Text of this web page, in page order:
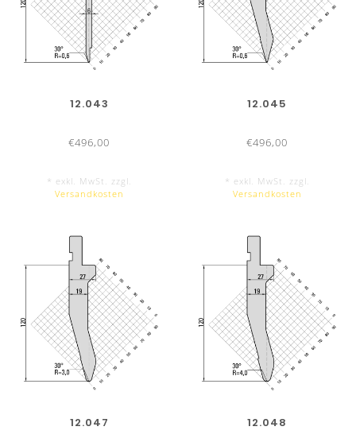
12.043
€496,00
* exkl. MwSt. zzgl.
Versandkosten
12.045
€496,00
* exkl. MwSt. zzgl.
Versandkosten
12.047 12.048